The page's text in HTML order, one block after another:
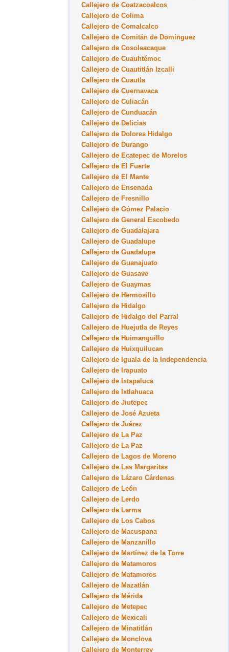
Callejero de Coatzacoalcos
Callejero de Colima
Callejero de Comalcalco
Callejero de Comitán de Domínguez
Callejero de Cosoleacaque
Callejero de Cuauhtémoc
Callejero de Cuautitlán Izcalli
Callejero de Cuautla
Callejero de Cuernavaca
Callejero de Culiacán
Callejero de Cunduacán
Callejero de Delicias
Callejero de Dolores Hidalgo
Callejero de Durango
Callejero de Ecatepec de Morelos
Callejero de El Fuerte
Callejero de El Mante
Callejero de Ensenada
Callejero de Fresnillo
Callejero de Gómez Palacio
Callejero de General Escobedo
Callejero de Guadalajara
Callejero de Guadalupe
Callejero de Guadalupe
Callejero de Guanajuato
Callejero de Guasave
Callejero de Guaymas
Callejero de Hermosillo
Callejero de Hidalgo
Callejero de Hidalgo del Parral
Callejero de Huejutla de Reyes
Callejero de Huimanguillo
Callejero de Huixquilucan
Callejero de Iguala de la Independencia
Callejero de Irapuato
Callejero de Ixtapaluca
Callejero de Ixtlahuaca
Callejero de Jiutepec
Callejero de José Azueta
Callejero de Juárez
Callejero de La Paz
Callejero de La Paz
Callejero de Lagos de Moreno
Callejero de Las Margaritas
Callejero de Lázaro Cárdenas
Callejero de León
Callejero de Lerdo
Callejero de Lerma
Callejero de Los Cabos
Callejero de Macuspana
Callejero de Manzanillo
Callejero de Martínez de la Torre
Callejero de Matamoros
Callejero de Matamoros
Callejero de Mazatlán
Callejero de Mérida
Callejero de Metepec
Callejero de Mexicali
Callejero de Minatitlán
Callejero de Monclova
Callejero de Monterrey